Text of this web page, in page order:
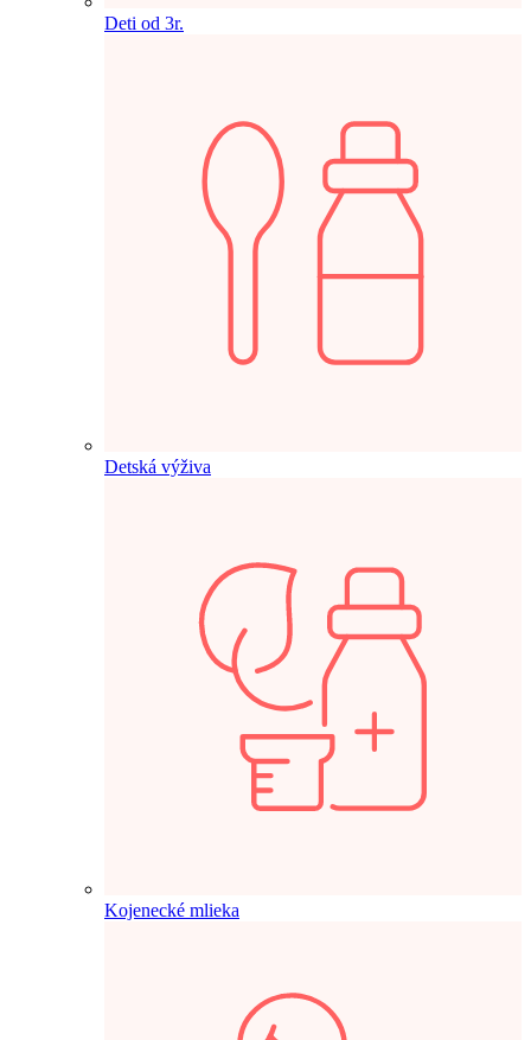
Deti od 3r.
Detská výživa
Kojenecké mlieka